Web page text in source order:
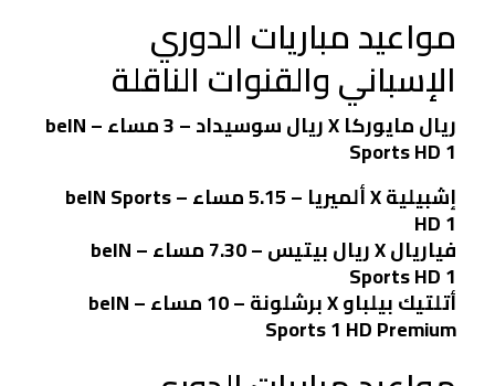
مواعيد مباريات الدوري
الإسباني والقنوات الناقلة
ريال مايوركا X ريال سوسيداد – 3 مساء – beIN
Sports HD 1
إشبيلية X ألميريا – 5.15 مساء – beIN Sports
HD 1
فياريال X ريال بيتيس – 7.30 مساء – beIN
Sports HD 1
أتلتيك بيلباو X برشلونة – 10 مساء – beIN
Sports 1 HD Premium